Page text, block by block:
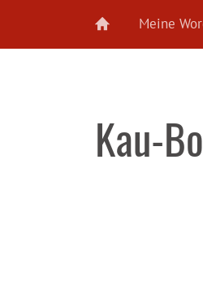
Meine
Kau-